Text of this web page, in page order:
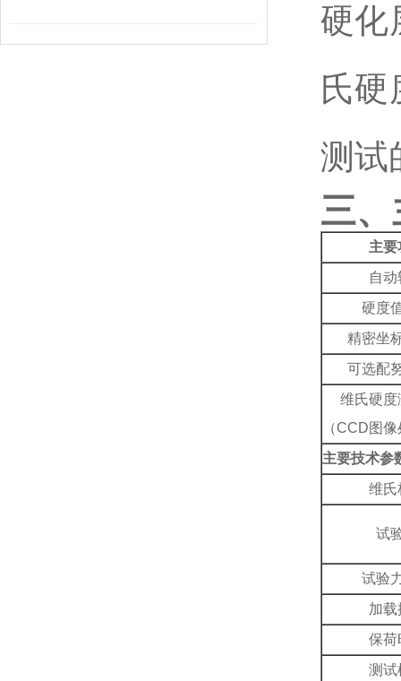
硬化
氏硬
测试
三
主要
自
硬度
精密坐
可选配
维氏硬度
（CCD图
主要技术参
维氏
试
试验
加载
保荷
测试